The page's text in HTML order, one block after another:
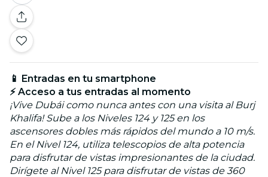
📱 Entradas en tu smartphone
⚡ Acceso a tus entradas al momento
¡Vive Dubái como nunca antes con una visita al Burj
Khalifa! Sube a los Niveles 124 y 125 en los
ascensores dobles más rápidos del mundo a 10 m/s.
En el Nivel 124, utiliza telescopios de alta potencia
para disfrutar de vistas impresionantes de la ciudad.
Dirígete al Nivel 125 para disfrutar de vistas de 360